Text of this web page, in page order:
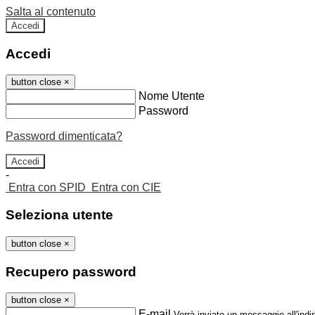
Salta al contenuto
Accedi
Accedi
button close ×
Nome Utente
Password
Password dimenticata?
-
Entra con SPID
Entra con CIE
Seleziona utente
button close ×
Recupero password
button close ×